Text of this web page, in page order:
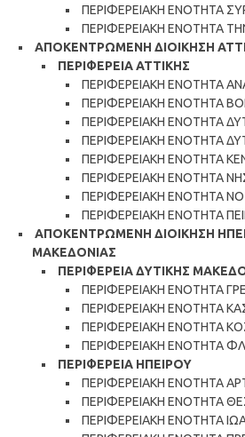
ΠΕΡΙΦΕΡΕΙΑΚΗ ΕΝΟΤΗΤΑ
ΠΕΡΙΦΕΡΕΙΑΚΗ ΕΝΟΤΗΤΑ
ΑΠΟΚΕΝΤΡΩΜΕΝΗ ΔΙΟΙΚΗΣΗ
ΠΕΡΙΦΕΡΕΙΑ ΑΤΤΙΚΗΣ
ΠΕΡΙΦΕΡΕΙΑΚΗ ΕΝΟΤΗΤΑ
ΠΕΡΙΦΕΡΕΙΑΚΗ ΕΝΟΤΗΤΑ
ΠΕΡΙΦΕΡΕΙΑΚΗ ΕΝΟΤΗΤΑ
ΠΕΡΙΦΕΡΕΙΑΚΗ ΕΝΟΤΗΤΑ
ΠΕΡΙΦΕΡΕΙΑΚΗ ΕΝΟΤΗΤΑ
ΠΕΡΙΦΕΡΕΙΑΚΗ ΕΝΟΤΗΤΑ
ΠΕΡΙΦΕΡΕΙΑΚΗ ΕΝΟΤΗΤΑ
ΠΕΡΙΦΕΡΕΙΑΚΗ ΕΝΟΤΗΤΑ
ΑΠΟΚΕΝΤΡΩΜΕΝΗ ΔΙΟΙΚΗΣΗ
ΜΑΚΕΔΟΝΙΑΣ
ΠΕΡΙΦΕΡΕΙΑ ΔΥΤΙΚΗΣ
ΠΕΡΙΦΕΡΕΙΑΚΗ ΕΝΟΤΗΤΑ
ΠΕΡΙΦΕΡΕΙΑΚΗ ΕΝΟΤΗΤΑ
ΠΕΡΙΦΕΡΕΙΑΚΗ ΕΝΟΤΗΤΑ
ΠΕΡΙΦΕΡΕΙΑΚΗ ΕΝΟΤΗΤΑ
ΠΕΡΙΦΕΡΕΙΑ ΗΠΕΙΡΟΥ
ΠΕΡΙΦΕΡΕΙΑΚΗ ΕΝΟΤΗΤΑ
ΠΕΡΙΦΕΡΕΙΑΚΗ ΕΝΟΤΗΤΑ
ΠΕΡΙΦΕΡΕΙΑΚΗ ΕΝΟΤΗΤΑ